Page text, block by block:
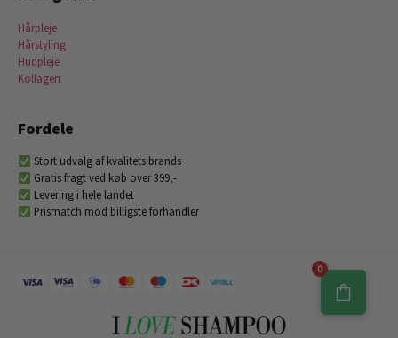
Hårpleje
Hårstyling
Hudpleje
Kollagen
Fordele
Stort udvalg af kvalitets brands
Gratis fragt ved køb over 399,-
Levering i hele landet
Prismatch mod billigste forhandler
0